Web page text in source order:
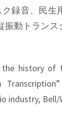
録音、民
振動トラン
history of
industry,